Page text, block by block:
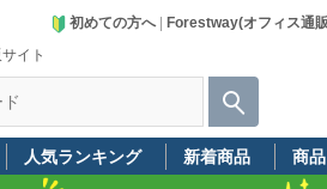
イト
初めての方へ| Forestway(オフィス通
人気ランキング 新着商品 商